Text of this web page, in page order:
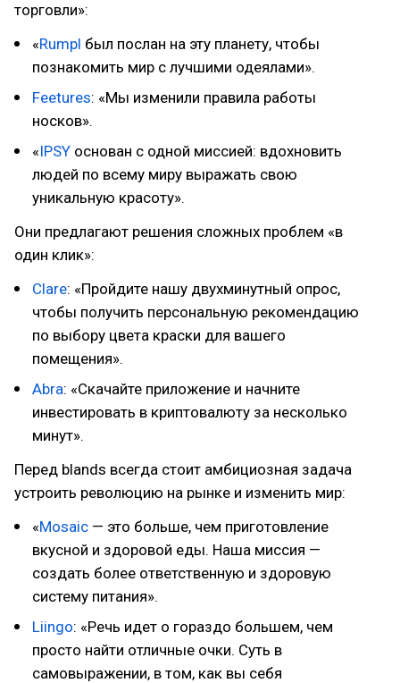
торговли»:
«Rumpl был послан на эту планету, чтобы
познакомить мир с лучшими одеялами».
Feetures: «Мы изменили правила работы
носков».
«IPSY основан с одной миссией: вдохновить
людей по всему миру выражать свою
уникальную красоту».
Они предлагают решения сложных проблем «в
один клик»:
Clare: «Пройдите нашу двухминутный опрос,
чтобы получить персональную рекомендацию
по выбору цвета краски для вашего
помещения».
Abra: «Скачайте приложение и начните
инвестировать в криптовалюту за несколько
минут».
Перед blands всегда стоит амбициозная задача
устроить революцию на рынке и изменить мир:
«Mosaic — это больше, чем приготовление
вкусной и здоровой еды. Наша миссия —
создать более ответственную и здоровую
систему питания».
Liingo: «Речь идет о гораздо большем, чем
просто найти отличные очки. Суть в
самовыражении, в том, как вы себя